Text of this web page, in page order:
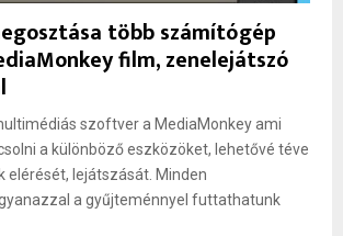
több számítógép
film, zenelejátszó
szoftver a MediaMonkey ami
a különböző eszközöket, lehetővé téve
elérését, lejátszását. Minden
a gyűjteménnyel futtathatunk